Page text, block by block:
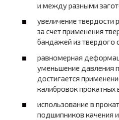
и между разными
увеличение твердости
за счет применения
бандажей из твердого
равномерная
уменьшение давления
достигается
калибровок прокатных
использование в
подшипников качения